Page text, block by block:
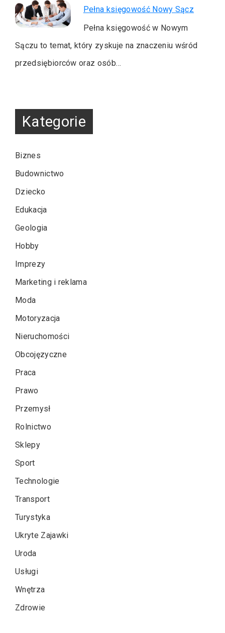
Pełna księgowość Nowy Sącz
Pełna księgowość w Nowym
Sączu to temat, który zyskuje na znaczeniu wśród
przedsiębiorców oraz osób…
Kategorie
Biznes
Budownictwo
Dziecko
Edukacja
Geologia
Hobby
Imprezy
Marketing i reklama
Moda
Motoryzacja
Nieruchomości
Obcojęzyczne
Praca
Prawo
Przemysł
Rolnictwo
Sklepy
Sport
Technologie
Transport
Turystyka
Ukryte Zajawki
Uroda
Usługi
Wnętrza
Zdrowie